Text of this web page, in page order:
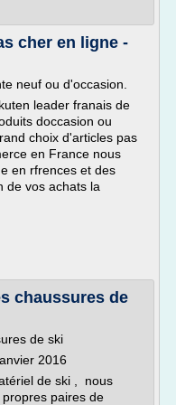
cher en ligne -
neuf ou d'occasion.
leader franais de
doccasion ou
choix d'articles pas
en France nous
en rfrences et des
de vos achats la
chaussures de
de ski
2016
de ski , nous
paires de